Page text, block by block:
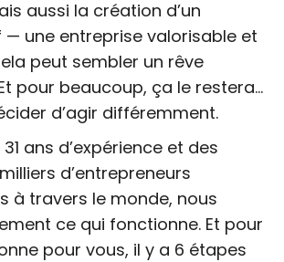
aussi la création d’un
une entreprise valorisable et
peut sembler un rêve
pour beaucoup, ça le restera…
d’agir différemment.
ans d’expérience et des
d’entrepreneurs
à travers le monde, nous
ce qui fonctionne. Et pour
pour vous, il y a 6 étapes